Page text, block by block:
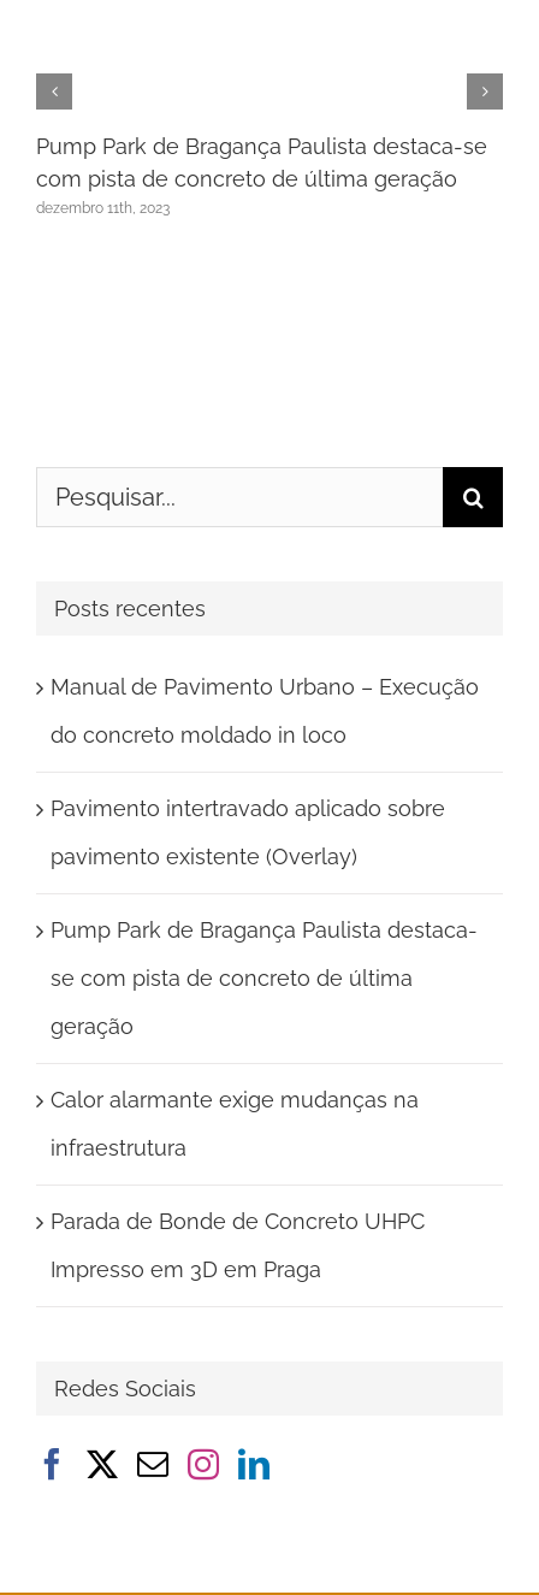
Pump Park de Bragança Paulista destaca-se
com pista de concreto de última geração
dezembro 11th, 2023
Buscar
Posts recentes
Manual de Pavimento Urbano – Execução
do concreto moldado in loco
Pavimento intertravado aplicado sobre
pavimento existente (Overlay)
Pump Park de Bragança Paulista destaca-
se com pista de concreto de última
geração
Calor alarmante exige mudanças na
infraestrutura
Parada de Bonde de Concreto UHPC
Impresso em 3D em Praga
Redes Sociais